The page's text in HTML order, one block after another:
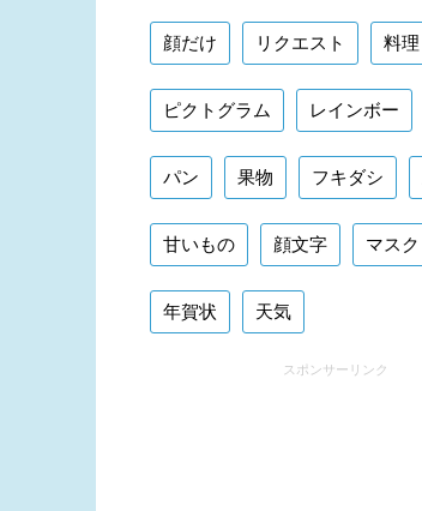
顔だけ リクエスト 料理
ピクトグラム レインボー
パン 果物 フキダシ
甘いもの 顔文字 マスク
年賀状 天気
スポンサーリンク